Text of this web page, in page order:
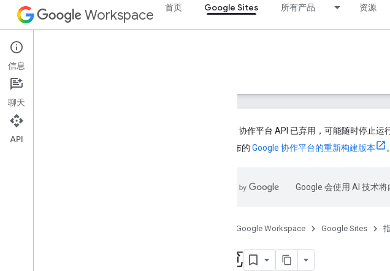
Workspace 首页 Google Sites 所有产品 资源
Google Sites
概览
：协作平台 API 已弃用，可能随时停止运
22 日发布的 Google 协作平台的重新构建版本 。
Google 会使用 AI 技术
Google Workspace Google Sites
概览
信息
聊天
API